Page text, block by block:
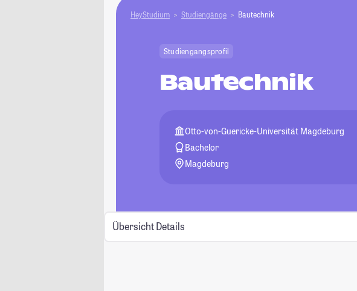
HeyStudium Studiengänge Bautechnik
Studiengangsprofil
Bautechnik
Otto-von-Guericke-Universität Magdeburg
Bachelor
Magdeburg
Übersicht Details